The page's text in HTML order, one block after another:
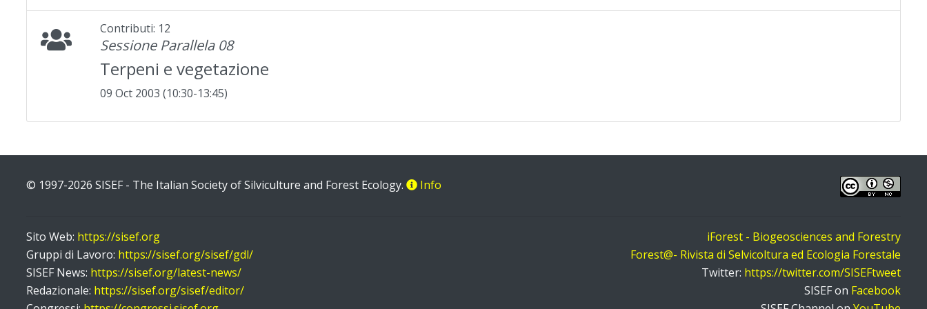
Contributi: 12
Sessione Parallela 08
Terpeni e vegetazione
09 Oct 2003 (10:30-13:45)
© 1997-2026 SISEF - The Italian Society of Silviculture and Forest Ecology. Info
Sito Web: https://sisef.org
Gruppi di Lavoro: https://sisef.org/sisef/gdl/
SISEF News: https://sisef.org/latest-news/
Redazionale: https://sisef.org/sisef/editor/
iForest - Biogeosciences and Forestry
Forest@- Rivista di Selvicoltura ed Ecologia Forestale
Twitter: https://twitter.com/SISEFtweet
SISEF on Facebook